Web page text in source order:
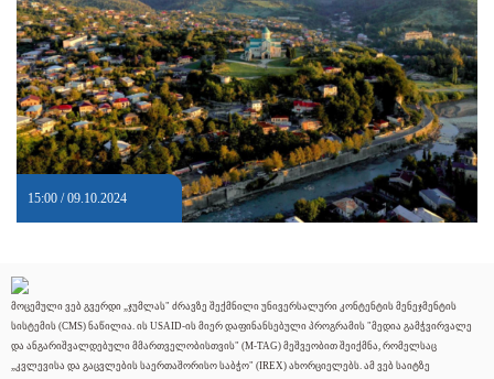
15:00 / 09.10.2024
მოცემული ვებ გვერდი „ჯუმლას" ძრავზე შექმნილი უნივერსალური კონტენტის მენეჯმენტის
სისტემის (CMS) ნაწილია. ის USAID-ის მიერ დაფინანსებული პროგრამის "მედია გამჭვირვალე
და ანგარიშვალდებული მმართველობისთვის" (M-TAG) მეშვეობით შეიქმნა, რომელსაც
„კვლევისა და გაცვლების საერთაშორისო საბჭო" (IREX) ახორციელებს. ამ ვებ საიტზე